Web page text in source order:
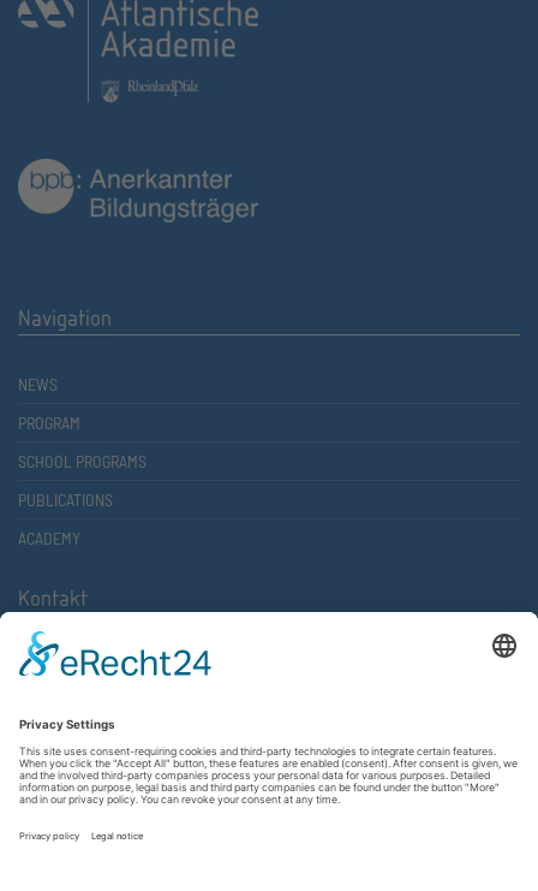
Navigation
NEWS
PROGRAM
SCHOOL PROGRAMS
PUBLICATIONS
ACADEMY
Kontakt
Atlantische Akademie Rheinland-Pfalz e.V.
67657 Kaiserslautern
FON 0631 36610-0
FAX 0631 36610-15